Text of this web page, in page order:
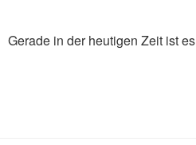
Gerade in der heutigen Zeit ist